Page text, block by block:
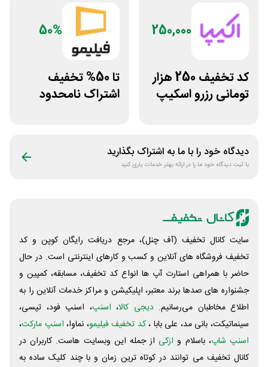
250,000
کد تخفیف 250 هزار
تومانی رزرو اسکیپ
50%
تا 50% تخفیف
اشتراک نامحدود
دیدگاه خود را با ما به اشتراک بگذارید
با ثبت دیدگاه خود ما را در ارائه بهتر خدمات یاری کنید
سایت کانال تخفیف (آف چنل)، مرجع دریافت رایگان کوپن و کد
تخفیف فروشگاه های آنلاین و کسب و‌ کارهای اینترنتی است. در حال
حاضر با همراهی استارت آپ ها انواع کد تخفیف، مسابقه، کمپین و
جشنواره های صدها برند معتبر، اپلیکیشن و مراکز خدمات آنلاین را به
اطلاع مخاطبان می‌رسانیم. دیجی کالا، اسنپ، اسنپ فود، تپسی،
سینماتیکت، بانی مد، علی‌ بابا ،کد تخفیف فیلیمو، نماوا، اسنپ مارکت،
اسنپ شاپ، باسلام و ازکی از جمله این وبسایت ‌هاست. کاربران در
کانال تخفیف می توانند در کوتاه ترین زمان و با چند کلیک ساده به